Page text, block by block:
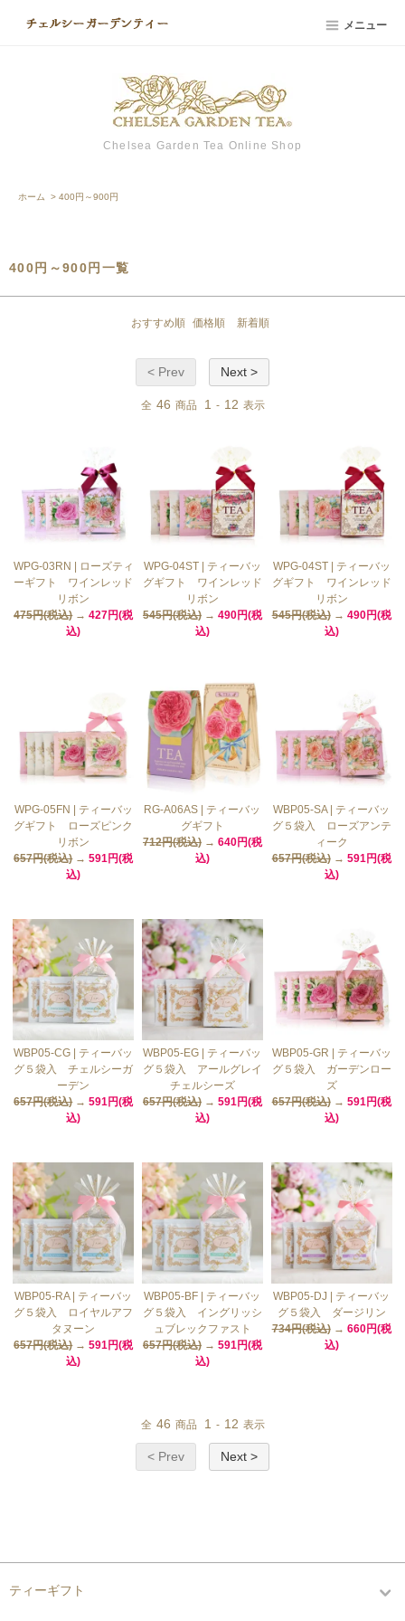
メニュー
Chelsea Garden Tea Online Shop
ホーム > 400円～900円
400円～900円一覧
おすすめ順 価格順 新着順
< Prev Next >
全 46 商品 1 - 12 表示
WPG-03RN | ローズティ
ーギフト ワインレッド
リボン
475円(税込)→427円(税
込)
WPG-04ST | ティーバッ
グギフト ワインレッド
リボン
545円(税込)→ 490円(税
込)
WPG-04ST | ティーバッ
グギフト ワインレッド
リボン
545円(税込)→ 490円(税
込)
WPG-05FN | ティーバッ
グギフト ローズピンク
リボン
657円(税込)→591円(税
込)
RG-A06AS | ティーバッ
グギフト
712円(税込)→ 640円(税
込)
WBP05-SA | ティーバッ
グ５袋入 ローズアンテ
ィーク
657円(税込)→ 591円(税
込)
WBP05-CG | ティーバッ
グ５袋入 チェルシーガ
ーデン
657円(税込)→591円(税
込)
WBP05-EG | ティーバッ
グ５袋入 アールグレイ
チェルシーズ
657円(税込)→ 591円(税
込)
WBP05-GR | ティーバッ
グ５袋入 ガーデンロー
ズ
657円(税込)→ 591円(税
込)
WBP05-RA | ティーバッ
グ５袋入 ロイヤルアフ
タヌーン
657円(税込)→591円(税
込)
WBP05-BF | ティーバッ
グ５袋入 イングリッシ
ュブレックファスト
657円(税込)→ 591円(税
込)
WBP05-DJ | ティーバッ
グ５袋入 ダージリン
734円(税込)→ 660円(税
込)
全 46 商品 1 - 12 表示
< Prev Next >
ティーギフト